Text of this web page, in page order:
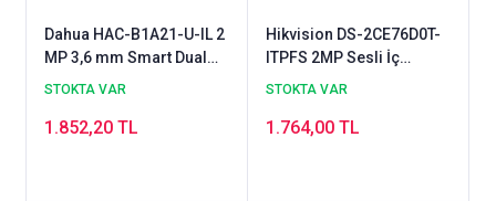
Dahua HAC-B1A21-U-IL 2
MP 3,6 mm Smart Dual
Light HDCVI Bullet
STOKTA VAR
1.852,20 TL
Hikvision DS-2CE76D0T-
ITPFS 2MP Sesli İç
Mekan Dome Kamera
STOKTA VAR
1.764,00 TL